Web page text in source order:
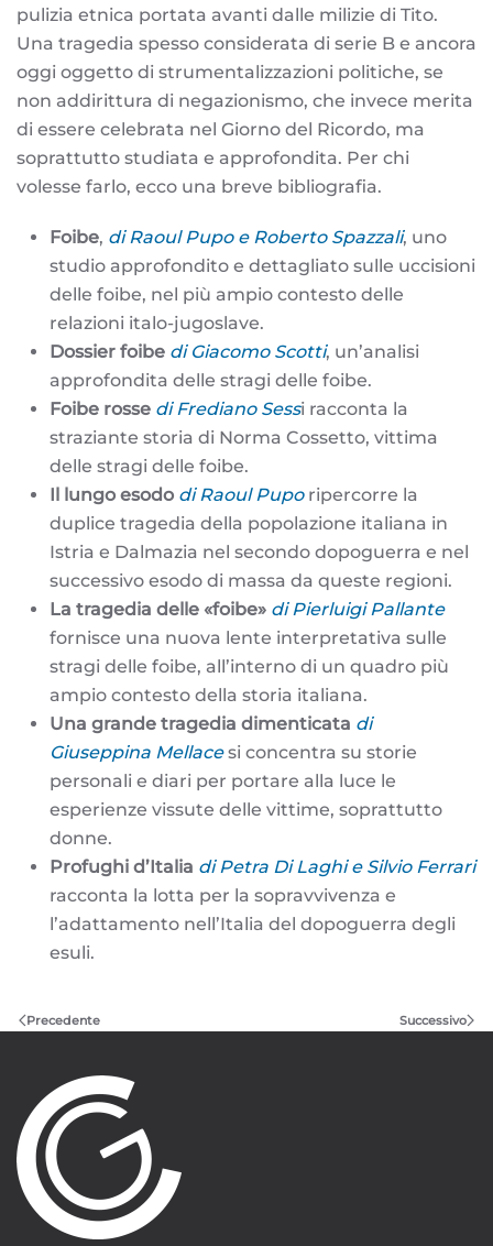
pulizia etnica portata avanti dalle milizie di Tito.
Una tragedia spesso considerata di serie B e ancora
oggi oggetto di strumentalizzazioni politiche, se
non addirittura di negazionismo, che invece merita
di essere celebrata nel Giorno del Ricordo, ma
soprattutto studiata e approfondita. Per chi
volesse farlo, ecco una breve bibliografia.
Foibe, di Raoul Pupo e Roberto Spazzali, uno
studio approfondito e dettagliato sulle uccisioni
delle foibe, nel più ampio contesto delle
relazioni italo-jugoslave.
Dossier foibe di Giacomo Scotti, un’analisi
approfondita delle stragi delle foibe.
Foibe rosse di Frediano Sessi racconta la
straziante storia di Norma Cossetto, vittima
delle stragi delle foibe.
Il lungo esodo di Raoul Puporipercorre la
duplice tragedia della popolazione italiana in
Istria e Dalmazia nel secondo dopoguerra e nel
successivo esodo di massa da queste regioni.
La tragedia delle «foibe» di Pierluigi Pallante
fornisce una nuova lente interpretativa sulle
stragi delle foibe, all’interno di un quadro più
ampio contesto della storia italiana.
Una grande tragedia dimenticata di
Giuseppina Mellacesi concentra su storie
personali e diari per portare alla luce le
esperienze vissute delle vittime, soprattutto
donne.
Profughi d’Italia di Petra Di Laghi e Silvio Ferrari
racconta la lotta per la sopravvivenza e
l’adattamento nell’Italia del dopoguerra degli
esuli.
Precedente Successivo